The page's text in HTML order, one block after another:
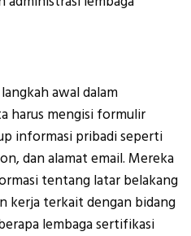
awal dalam
harus mengisi formulir
informasi pribadi seperti
dan alamat email. Mereka
tentang latar belakang
kerja terkait dengan bidang
lembaga sertifikasi